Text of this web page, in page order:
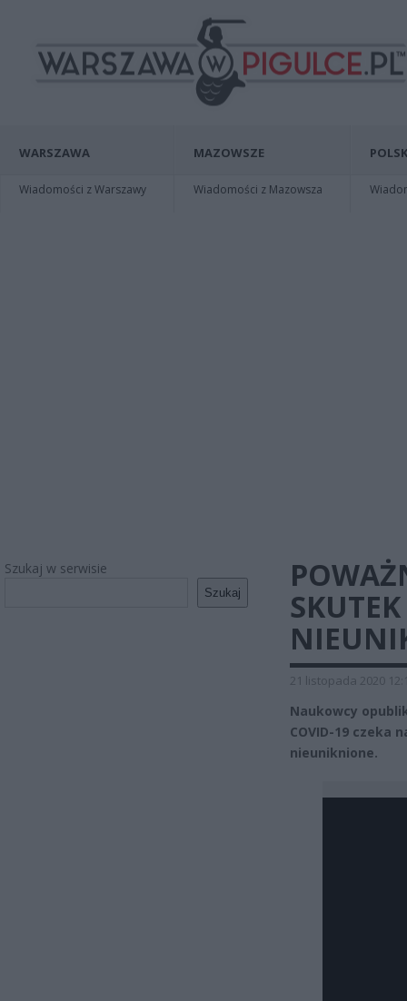
WARSZAWA
Wiadomości z Warszawy
MAZOWSZE
Wiadomości z Mazowsza
Szukaj w serwisie
Szukaj
21 listopada 2020
Naukowcy
COVID-19 czeka
nieuniknione.